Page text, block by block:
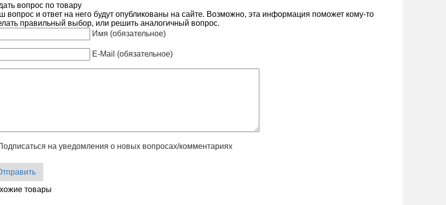
вопрос по товару
вопрос и ответ на него будут опубликованы на сайте. Возможно, эта информация поможет кому-то
правильный выбор, или решить аналогичный вопрос.
Имя (обязательное)
E-Mail (обязательное)
на уведомления о новых вопросах/комментариях
товары